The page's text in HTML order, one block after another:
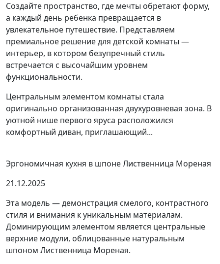
Создайте пространство, где мечты обретают форму,
а каждый день ребенка превращается в
увлекательное путешествие. Представляем
премиальное решение для детской комнаты —
интерьер, в котором безупречный стиль
встречается с высочайшим уровнем
функциональности.
Центральным элементом комнаты стала
оригинально организованная двухуровневая зона. В
уютной нише первого яруса расположился
комфортный диван, приглашающий...
Эргономичная кухня в шпоне Лиственница Мореная
21.12.2025
Эта модель — демонстрация смелого, контрастного
стиля и внимания к уникальным материалам.
Доминирующим элементом является центральные
верхние модули, облицованные натуральным
шпоном Лиственница Мореная.